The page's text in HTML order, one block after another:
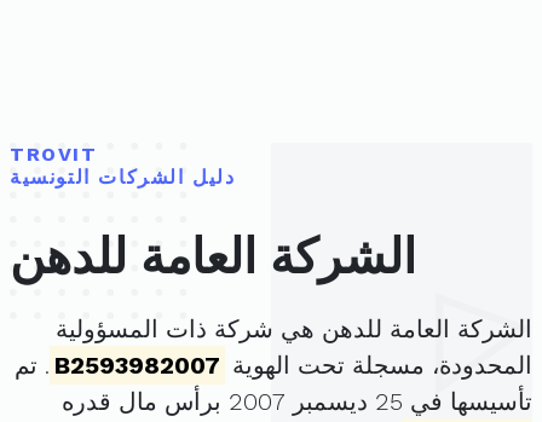
TROVIT
دليل الشركات التونسية
الشركة العامة للدهن
الشركة العامة للدهن هي شركة ذات المسؤولية
المحدودة، مسجلة تحت الهوية B2593982007 . تم
تأسيسها في 25 ديسمبر 2007 برأس مال قدره